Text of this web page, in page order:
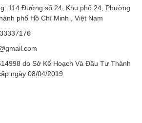
lượng lớn
ion dung lượng
lốp ô tô sau một lần sạc đầy
đạp và xe máy
không cần nguồn điện trực tiếp
114 Đường số 24, Khu phố 24, Phường
phố Hồ Chí Minh , Việt Nam
do Sở Kế Hoạch Và Đầu Tư Thành
ngày 08/04/2019